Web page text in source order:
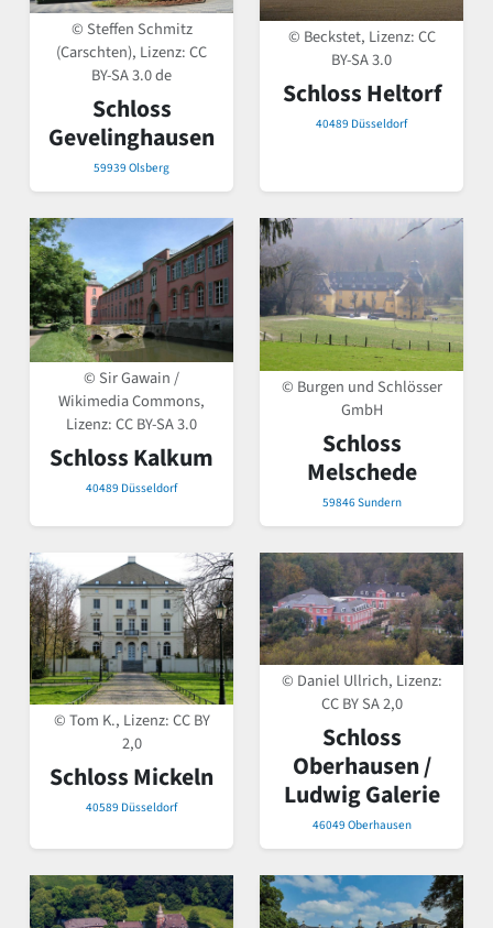
© Steffen Schmitz
(Carschten), Lizenz:CC
BY-SA 3.0 de
Schloss
Gevelinghausen
59939 Olsberg
© Beckstet, Lizenz:CC
BY-SA 3.0
Schloss Heltorf
40489 Düsseldorf
© Sir Gawain /
Wikimedia Commons,
Lizenz:CC BY-SA 3.0
Schloss Kalkum
40489 Düsseldorf
© Burgen und Schlösser
GmbH
Schloss
Melschede
59846 Sundern
© Tom K., Lizenz:CC BY
2,0
Schloss Mickeln
40589 Düsseldorf
© Daniel Ullrich, Lizenz:
CC BY SA 2,0
Schloss
Oberhausen /
Ludwig Galerie
46049 Oberhausen